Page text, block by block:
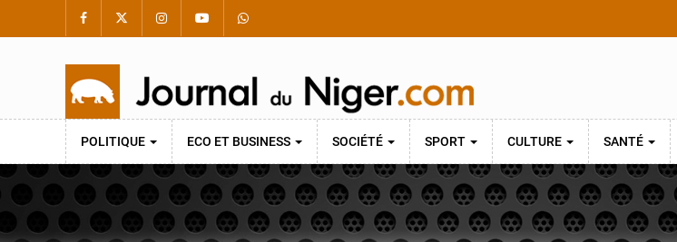
POLITIQUE ECO ET BUSINESS SOCIÉTÉ SPORT CULTURE SANTÉ